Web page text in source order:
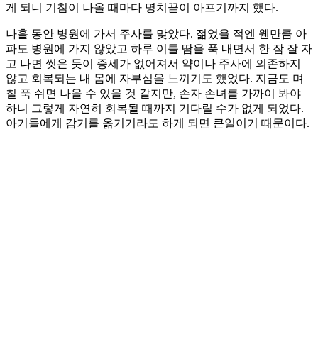
게 되니 기침이 나올 때마다 명치끝이 아프기까지 했다.
나흘 동안 병원에 가서 주사를 맞았다. 젊었을 적엔 웬만큼 아
파도 병원에 가지 않았고 하루 이틀 땀을 푹 내면서 한 잠 잘 자
고 나면 씻은 듯이 증세가 없어져서 약이나 주사에 의존하지
않고 회복되는 내 몸에 자부심을 느끼기도 했었다. 지금도 며
칠 푹 쉬면 나을 수 있을 것 같지만, 손자 손녀를 가까이 봐야
하니 그렇게 자연히 회복될 때까지 기다릴 수가 없게 되었다.
아기들에게 감기를 옮기기라도 하게 되면 큰일이기 때문이다.